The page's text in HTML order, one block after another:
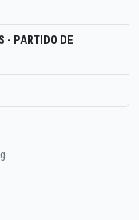
- PARTIDO DE